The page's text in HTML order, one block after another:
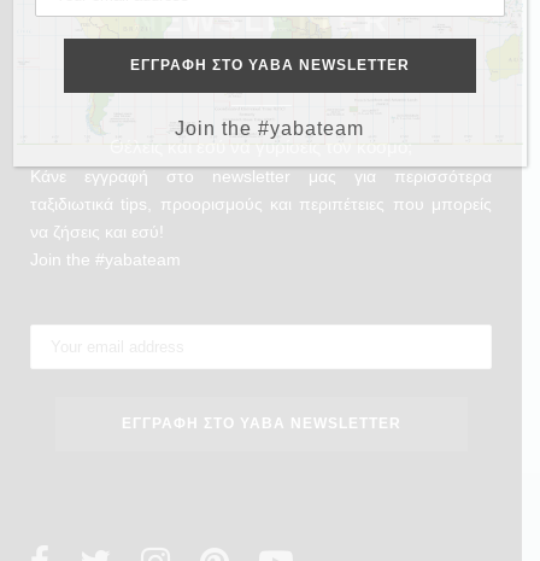
NEWSLETTER
Θέλεις και εσύ να γυρίσεις τον κόσμο;
Κάνε εγγραφή στο newsletter μας για περισσότερα
ταξιδιωτικά tips, προορισμούς και περιπέτειες που μπορείς
να ζήσεις και εσύ!
Join the #yabateam
Join the #yabateam